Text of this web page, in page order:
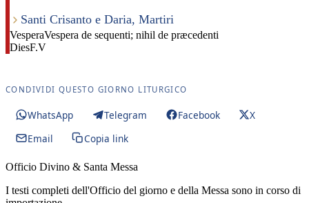
Santi Crisanto e Daria, Martiri
VesperaVespera de sequenti; nihil de præcedenti
DiesF.V
CONDIVIDI QUESTO GIORNO LITURGICO
WhatsApp Telegram Facebook
X
Email
Copia link
Officio Divino & Santa Messa
I testi completi dell'Officio del giorno e della Messa sono in corso di